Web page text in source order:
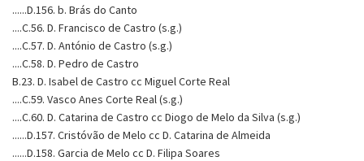
......D.156. b. Brás do Canto
....C.56. D. Francisco de Castro (s.g.)
....C.57. D. António de Castro (s.g.)
....C.58. D. Pedro de Castro
B.23. D. Isabel de Castro cc Miguel Corte Real
....C.59. Vasco Anes Corte Real (s.g.)
....C.60. D. Catarina de Castro cc Diogo de Melo da Silva (s.g.)
......D.157. Cristóvão de Melo cc D. Catarina de Almeida
......D.158. Garcia de Melo cc D. Filipa Soares